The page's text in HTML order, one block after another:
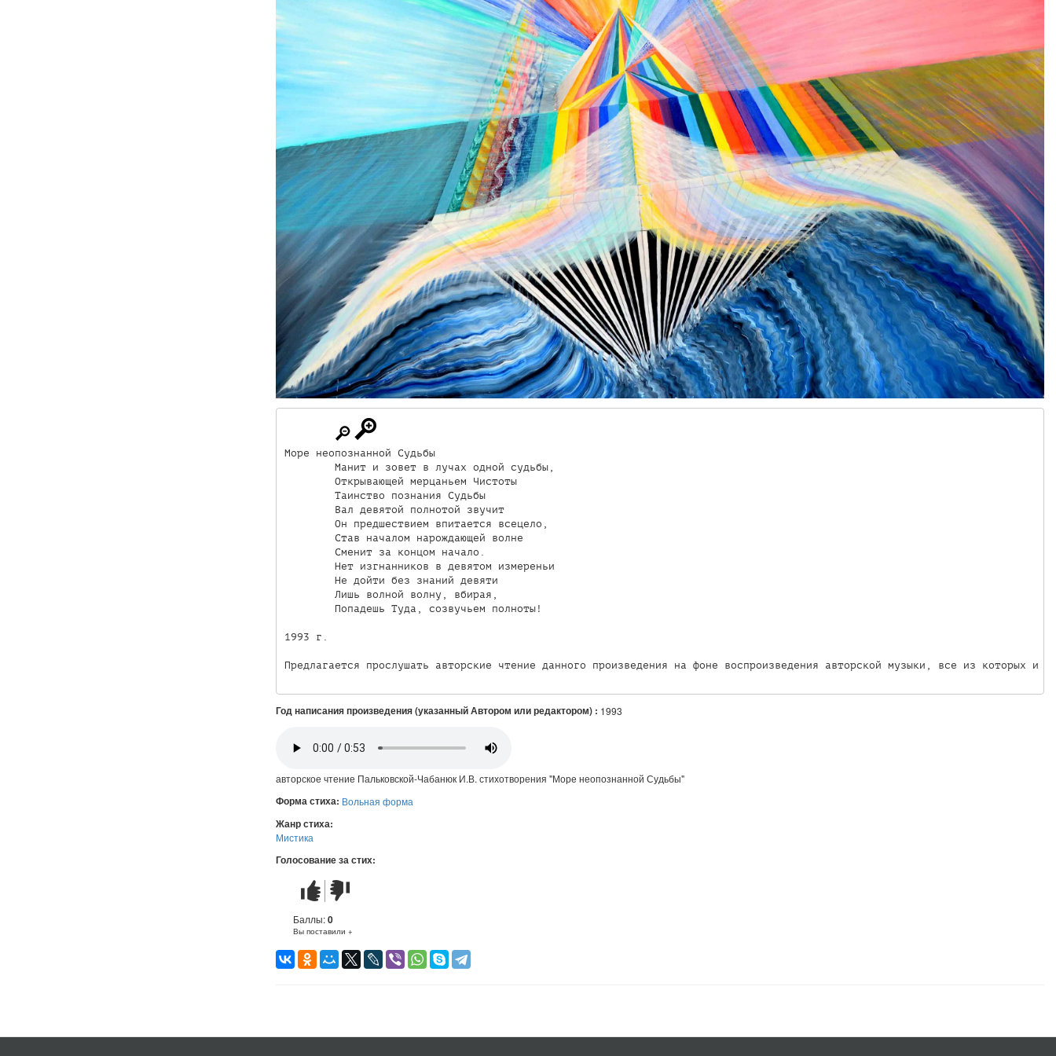
Море неопознанной Судьбы
        Манит и зовет в лучах одной судьбы,
        Открывающей мерцаньем Чистоты
        Таинство познания Судьбы
        Вал девятой полнотой звучит
        Он предшествием впитается всецело,
        Став началом нарождающей волне
        Сменит за концом начало.
        Нет изгнанников в девятом измереньи
        Не дойти без знаний девяти
        Лишь волной волну, вбирая,
        Попадешь Туда, созвучьем полноты!
1993 г.
Предлагается прослушать авторские чтение данного произведения на фоне воспроизведения авторской музыки, все из которых
Год написания произведения (указанный Автором или редактором) : 1993
авторское чтение Пальковской-Чабанюк И.В. стихотворения "Море неопознанной Судьбы"
Форма стиха: Вольная форма
Жанр стиха:
Мистика
Голосование за стих:
Стих
понравился
Стих
не
понравился
Баллы:0
Вы поставили +